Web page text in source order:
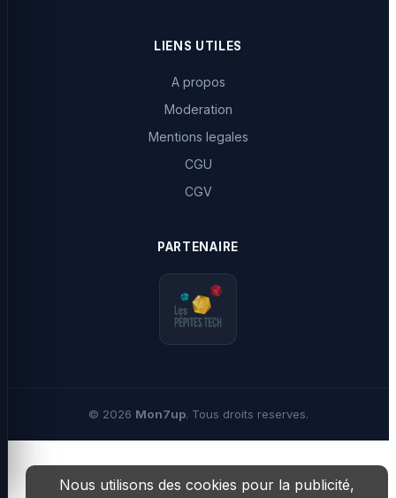
Nous utilisons des cookies pour la publicité,
LIENS UTILES
A propos
Moderation
Mentions legales
CGU
CGV
PARTENAIRE
© 2026 Mon7up. Tous droits reserves.